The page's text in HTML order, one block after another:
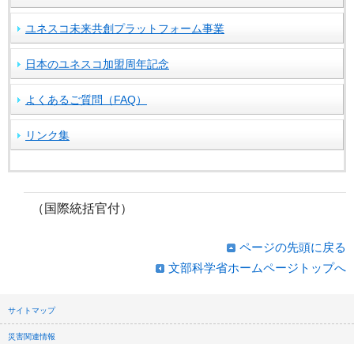
ユネスコ未来共創プラットフォーム事業
日本のユネスコ加盟周年記念
よくあるご質問（FAQ）
リンク集
（国際統括官付）
ページの先頭に戻る
文部科学省ホームページトップへ
サイトマップ
災害関連情報